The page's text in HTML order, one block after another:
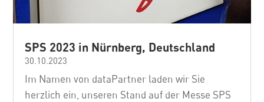
SPS 2023 in Nürnberg, Deutschland
30.10.2023
Im Namen von dataPartner laden wir Sie
herzlich ein, unseren Stand auf der Messe SPS